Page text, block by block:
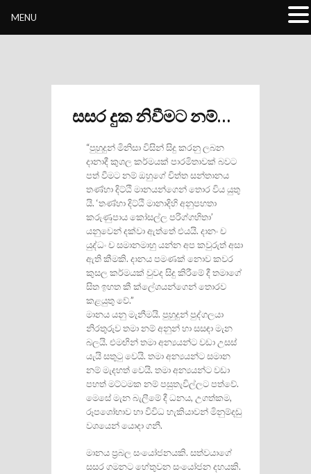
සසර දුක නිවීමට නම්…
“පුහුදුන් මිනිසා විසින් සිදු කරනු ලබන
දානාදී කුශල කර්මයක් පාරමිතාවක් බවට
පත් වීමට නම් ඔහුගේ චිත්ත සන්තානය
තණ්හා දිට්ඨි මානයන්ගෙන් තොර විය යුතු
යි. ‘තණ්හා දිට්ඨි මානාදිහි අනුපහතා
කරුණුපාය කෝසල්ල පරිග්ගහිතා’
යනුවෙන් දක්වා ඇත්තේ එයයි. දානං ච
යුද්ධං ච සමානමාහු යන්න අප කවුරුත් අසා
ඇති කීමකි. දානය පමණක් නොව කවර
කුසල කර්මයක් වුවද සිදු කිරීමේ දී තමාගේ
සිත ඉහත කී ක්ලේශයන්ගෙන් තොරව
කළයුතු වේ.”
මානය යනු මැනීමයි. පුහුදුන් පුද්ගලයා
නිරතුරුව තමා නම් අනුන් හා සසඳා මැන
බලයි. එමඟින් තමා අන්‍යයන්ට වඩා උසස්
යැයි සතුටු වෙයි. තමා අන්‍යයන්ට සමාන
නම් මැදහත් වෙයි. තමා අන්‍යයන්ට වඩා
පහත් මට්ටමක නම් පසුතැවිල්ලට පත්වේ.
මෙසේ මැන බැලීමේ දී ධනය, උගත්කම,
රූපශෝභාව හා විවිධ හැකියාවන් මිනුම්දඬු
වශයෙන් යොදා ගනී.
මානය ප්‍රබල සංයෝජනයකි. සත්වයාගේ
සසර ගමනට හේතුවන සංයෝජන දහයකි.
MENU